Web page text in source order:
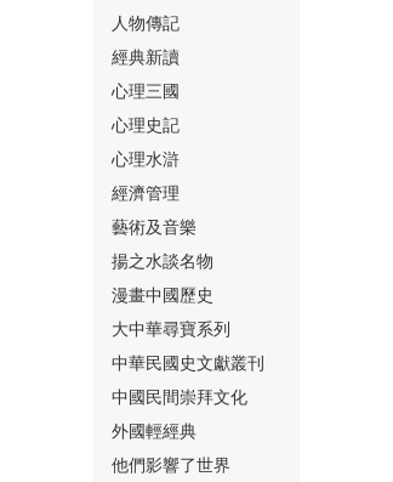
⑭
⑮
⑯
人物傳記
經典新讀
心理三國
心理史記
心理水滸
經濟管理
藝術及音樂
揚之水談名物
漫畫中國歷史
大中華尋寶系列
中華民國史文獻叢刊
中國民間崇拜文化
外國輕經典
他們影響了世界